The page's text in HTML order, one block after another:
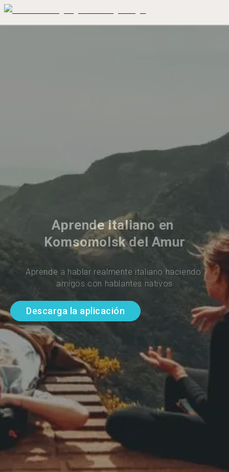
Aprende italiano en
Komsomolsk del Amur
Aprende a hablar realmente italiano haciendo
amigos con hablantes nativos
Descarga la aplicación